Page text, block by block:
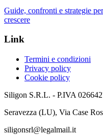
Guide, confronti e strategie
crescere
Link
Termini e condizioni
Privacy policy
Cookie policy
Siligon S.R.L. - P.IVA
Seravezza (LU), Via Case
siligonsrl@legalmail.it